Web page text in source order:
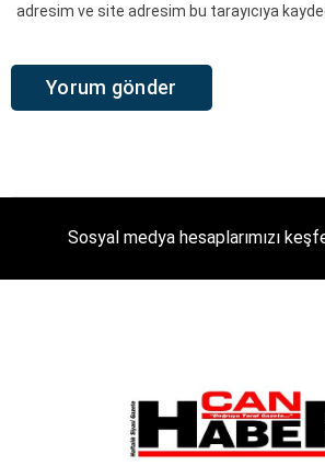
adresim ve site adresim bu tarayıcıya
Sosyal medya hesaplarımızı